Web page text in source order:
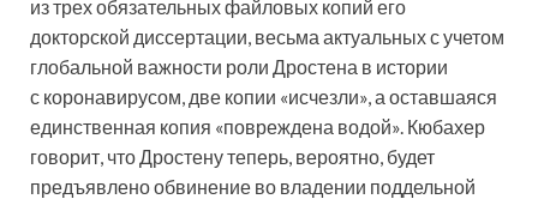
из трех обязательных файловых копий его
докторской диссертации, весьма актуальных с учетом
глобальной важности роли Дростена в истории
с коронавирусом, две копии «исчезли», а оставшаяся
единственная копия «повреждена водой». Кюбахер
говорит, что Дростену теперь, вероятно, будет
предъявлено обвинение во владении поддельной